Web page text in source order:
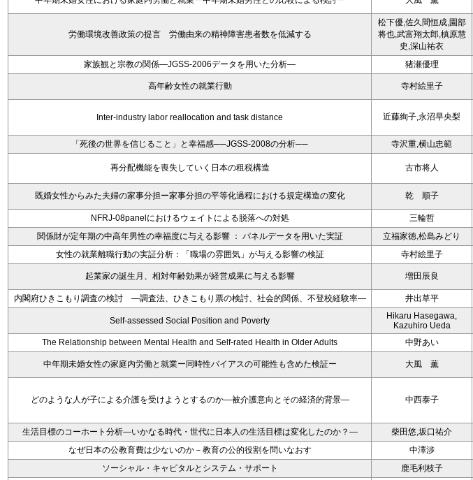
労働環境改善政策の提言 労働由来の精神障害患者数を低減する
松下優,佐久間恒成,園部
将也,武富翔太郎,槙原慧
史,深山祐衣
家族観と宗教の関係―JGSS‐2006データを用いた分析― 猪瀬優理
高年齢女性の就業行動 寺村絵里子
Inter-industry labor reallocation and task distance 近藤絢子,永沼早央梨
「死後の世界を信じること」と幸福感──JGSS-2008の分析──
寺沢重,横山忠範
再分配機能を喪失していく日本の租税構造 古市将人
既婚女性からみた夫婦の家事分担ー家事分担の平等化過程における規定構造の変化 乾 順子
NFRJ-08panelにおけるウェイトによる脱落への対処
三輪哲
関係財が定年期の中高年男性の幸福度に与える影響 ： パネルデータを用いた実証
立福家徳,松島みどり
女性の就業離職行動の実証分析：「職場の雰囲気」が与える影響の検証
寺村絵里子
起業家の誕生月、相対年齢効果が経営成果に与える影響 増田辰良
内閣府ひきこもり調査の検討 ―調査法、ひきこもり票の検討、社会的関係、不登校経験率―
井出草平
Self-assessed Social Position and Poverty
Hikaru Hasegawa,
Kazuhiro Ueda
The Relationship between Mental Health and Self-rated Health in Older Adults 中野あい
中年期未婚女性の家庭内労働と就業ー同時性バイアスの可能性も含めた検証ー 大風 薫
どのような人が子による介護を受けようとするのか―被介護意向とその経済的背景― 中西泰子
生活目標のコーホート分析―いかなる時代・世代に日本人の生活目標は変化したのか？―
柴田悠,坂口祐介
なぜ日本の公教育費は少ないのか－教育の公的役割を問いなおす
中澤渉
ソーシャル・キャピタルとシステム・サポート
鹿毛利枝子